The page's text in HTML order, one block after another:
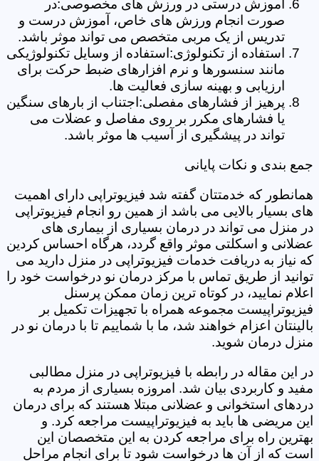
آموزش درستی در ورزش های مخصوصی:در
صورت انجام ورزش های خاص، آموزش درست و
تدریس از یک مربی متخصص می تواند موثر باشد.
استفاده از تکنولوژی:استفاده از وسایل تکنولوژیکی
مانند سنسورها و نرم افزارهای ضبط حرکت برای
ارزیابی و بهینه سازی فعالیت ها.
پرهیز از فشارهای مفصلی:اجتناب از بارهای سنگین
یا فشارهای مکرر بر روی مفاصل و عضلات می
تواند در پیشگیری از آسیب ها موثر باشد.
جمع بندی و نکات پایانی
همانطور که خدمتتان گفته شد فیزیوتراپی دارای اهمیت
های بسیار بالایی می باشد از همین رو انجام فیزیوتراپی
در منزل می تواند در درمان بسیاری از بیماری های
عضلانی و اسکلتی موثر واقع گردد، هرگاه احساس کردین
که نیاز به دریافت خدمات فیزیوتراپی در منزل دارید می
توانید از طریق تماس با مرکز درمان نو درخواست خود را
اعلام نمایید، در کوتاه ترین زمان ممکن پرسنل
فیزیوتراپیست مجموعه همراه با تجهیزات تکمیل بر
بالینتان اعزام خواهند شد، ما با شماییم تا با درمان نو در
منزل درمان شوید.
در این مقاله در رابطه با فیزیوتراپی در منزل مطالبی
مفید و کاربردی بیان شد. امروزه بسیاری از مردم به
دردهای استخوانی و عضلانی مبتلا هستند که برای درمان
این مریضی ها باید به فیزیوتراپیست مراجعه کرد. و
بهترین راه برای مراجعه کردن به این متخصصان این
است که از آن ها درخواست شود تا برای انجام مراحل